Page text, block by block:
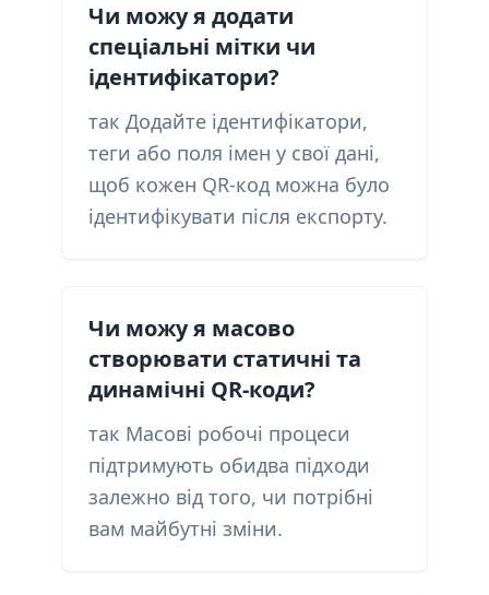
Чи можу я додати
спеціальні мітки чи
ідентифікатори?
так Додайте ідентифікатори,
теги або поля імен у свої дані,
щоб кожен QR-код можна було
ідентифікувати після експорту.
Чи можу я масово
створювати статичні та
динамічні QR-коди?
так Масові робочі процеси
підтримують обидва підходи
залежно від того, чи потрібні
вам майбутні зміни.